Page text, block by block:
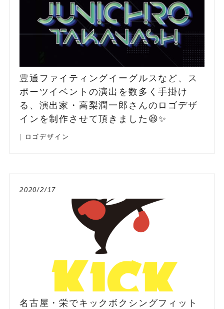
豊通ファイティングイーグルスなど、ス
ポーツイベントの演出を数多く手掛け
る、演出家・高梨潤一郎さんのロゴデザ
インを制作させて頂きました😆✨
ロゴデザイン
2020/2/17
名古屋・栄でキックボクシングフィット